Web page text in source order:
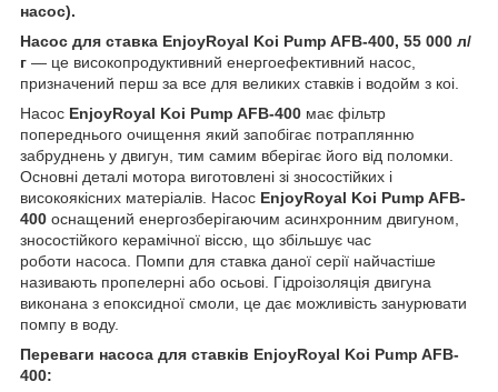
насос).
Насос для ставка EnjoyRoyal Koi Pump AFB-400, 55 000 л/
г — це високопродуктивний енергоефективний насос,
призначений перш за все для великих ставків і водойм з коі.
Насос EnjoyRoyal Koi Pump AFB-400 має фільтр
попереднього очищення який запобігає потраплянню
забруднень у двигун, тим самим вберігає його від поломки.
Основні деталі мотора виготовлені зі зносостійких і
високоякісних матеріалів. Насос EnjoyRoyal Koi Pump AFB-
400 оснащений енергозберігаючим асинхронним двигуном,
зносостійкого керамічної віссю, що збільшує час
роботи насоса. Помпи для ставка даної серії найчастіше
називають пропелерні або осьові. Гідроізоляція двигуна
виконана з епоксидної смоли, це дає можливість занурювати
помпу в воду.
Переваги насоса для ставків EnjoyRoyal Koi Pump AFB-
400: